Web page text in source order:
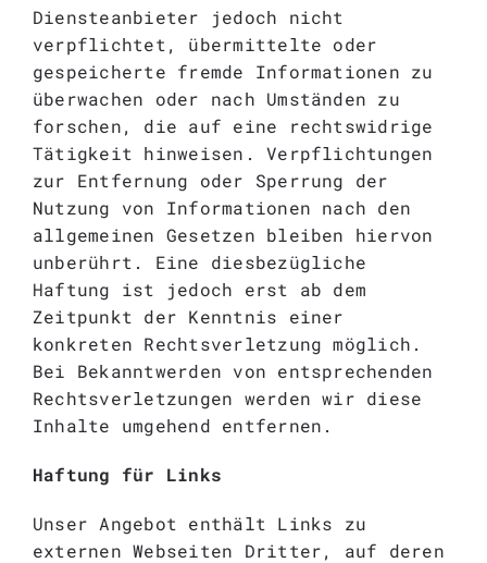
Diensteanbieter jedoch nicht
verpflichtet, übermittelte oder
gespeicherte fremde Informationen zu
überwachen oder nach Umständen zu
forschen, die auf eine rechtswidrige
Tätigkeit hinweisen. Verpflichtungen
zur Entfernung oder Sperrung der
Nutzung von Informationen nach den
allgemeinen Gesetzen bleiben hiervon
unberührt. Eine diesbezügliche
Haftung ist jedoch erst ab dem
Zeitpunkt der Kenntnis einer
konkreten Rechtsverletzung möglich.
Bei Bekanntwerden von entsprechenden
Rechtsverletzungen werden wir diese
Inhalte umgehend entfernen.
Haftung für Links
Unser Angebot enthält Links zu
externen Webseiten Dritter, auf deren